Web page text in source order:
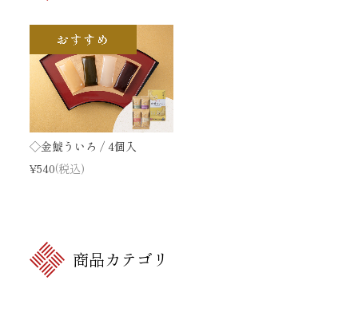
◇金鯱ういろ / 4個入
¥540(税込)
商品カテゴリ